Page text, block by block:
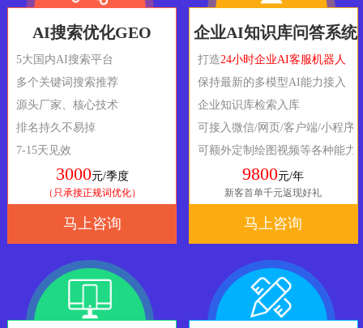
AI搜索优化GEO
5大国内AI搜索平台
多个关键词搜索推荐
源头厂家、核心技术
排名持久不易掉
7-15天见效
3000元/季度
（只承接正规词优化）
马上咨询
企业AI知识库问答系统
打造24小时企业AI客服机器人
保持最新的多模型AI能力接入
企业知识库检索入库
可接入微信/网页/客户端/小程序
可额外定制绘图视频等各种能力
9800元/年
新客首单千元返现好礼
马上咨询